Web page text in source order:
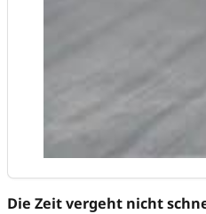
Die Zeit vergeht nicht